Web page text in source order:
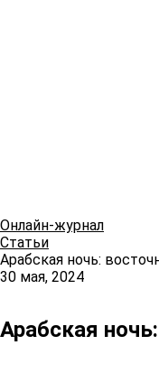
Онлайн-журнал
Статьи
Арабская ночь:
30 мая, 2024
Арабская